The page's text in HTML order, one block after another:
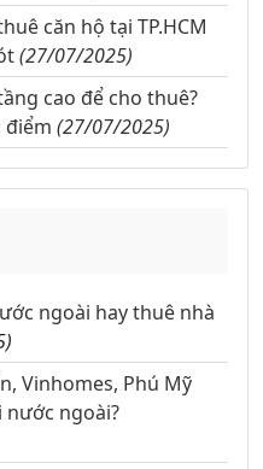
căn hộ tại TP.HCM
(27/07/2025)
cao để cho thuê?
điểm (27/07/2025)
ngoài hay thuê nhà
Vinhomes, Phú Mỹ
ngoài?